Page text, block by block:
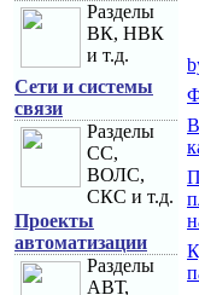
Разделы
ВК, НВК
и т.д.
Сети и системы
связи
Разделы
СС,
ВОЛС,
СКС и т.д.
Проекты
автоматизации
Разделы
АВТ,